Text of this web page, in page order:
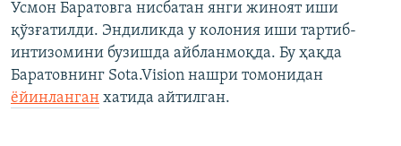
Усмон Баратовга нисбатан янги жиноят иши
қўзғатилди. Эндиликда у колония иши тартиб-
интизомини бузишда айбланмоқда. Бу ҳақда
Баратовнинг Sota.Vision нашри томонидан
ёйинланган хатида айтилган.